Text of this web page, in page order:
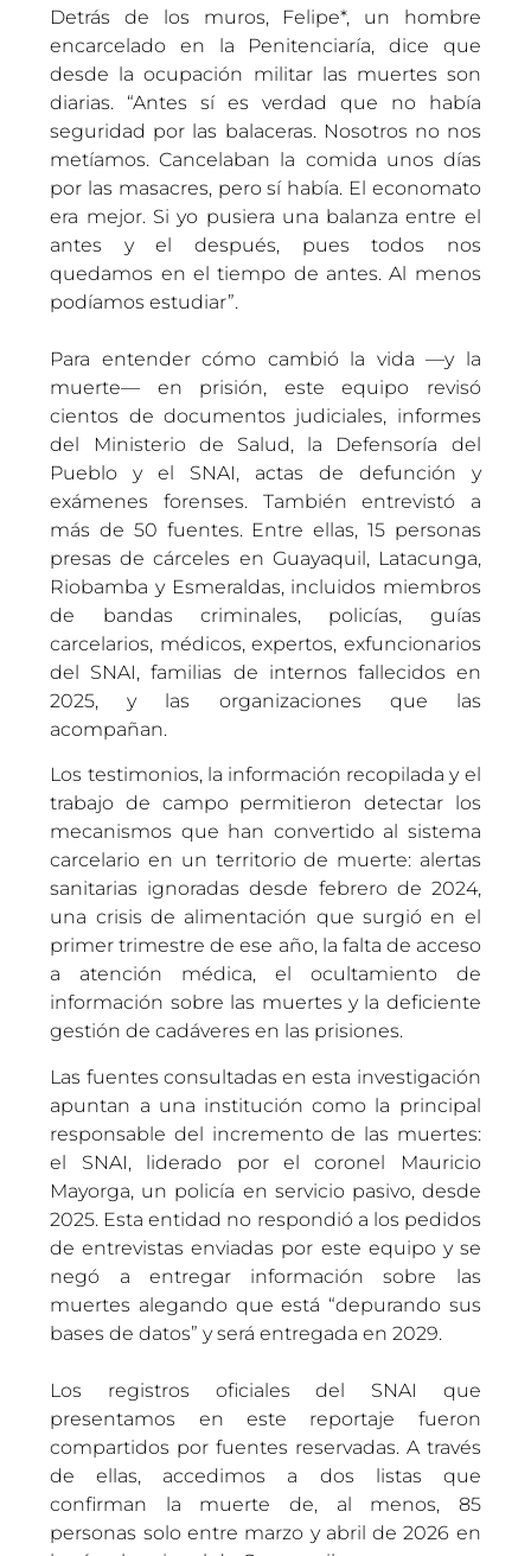
Detrás de los muros, Felipe*, un hombre
encarcelado en la Penitenciaría, dice que
desde la ocupación militar las muertes son
diarias. “Antes sí es verdad que no había
seguridad por las balaceras. Nosotros no nos
metíamos. Cancelaban la comida unos días
por las masacres, pero sí había. El economato
era mejor. Si yo pusiera una balanza entre el
antes y el después, pues todos nos
quedamos en el tiempo de antes. Al menos
podíamos estudiar”.
Para entender cómo cambió la vida —y la
muerte— en prisión, este equipo revisó
cientos de documentos judiciales, informes
del Ministerio de Salud, la Defensoría del
Pueblo y el SNAI, actas de defunción y
exámenes forenses. También entrevistó a
más de 50 fuentes. Entre ellas, 15 personas
presas de cárceles en Guayaquil, Latacunga,
Riobamba y Esmeraldas, incluidos miembros
de bandas criminales, policías, guías
carcelarios, médicos, expertos, exfuncionarios
del SNAI, familias de internos fallecidos en
2025, y las organizaciones que las
acompañan.
Los testimonios, la información recopilada y el
trabajo de campo permitieron detectar los
mecanismos que han convertido al sistema
carcelario en un territorio de muerte: alertas
sanitarias ignoradas desde febrero de 2024,
una crisis de alimentación que surgió en el
primer trimestre de ese año, la falta de acceso
a atención médica, el ocultamiento de
información sobre las muertes y la deficiente
gestión de cadáveres en las prisiones.
Las fuentes consultadas en esta investigación
apuntan a una institución como la principal
responsable del incremento de las muertes:
el SNAI, liderado por el coronel Mauricio
Mayorga, un policía en servicio pasivo, desde
2025. Esta entidad no respondió a los pedidos
de entrevistas enviadas por este equipo y se
negó a entregar información sobre las
muertes alegando que está “depurando sus
bases de datos” y será entregada en 2029.
Los registros oficiales del SNAI que
presentamos en este reportaje fueron
compartidos por fuentes reservadas. A través
de ellas, accedimos a dos listas que
confirman la muerte de, al menos, 85
personas solo entre marzo y abril de 2026 en